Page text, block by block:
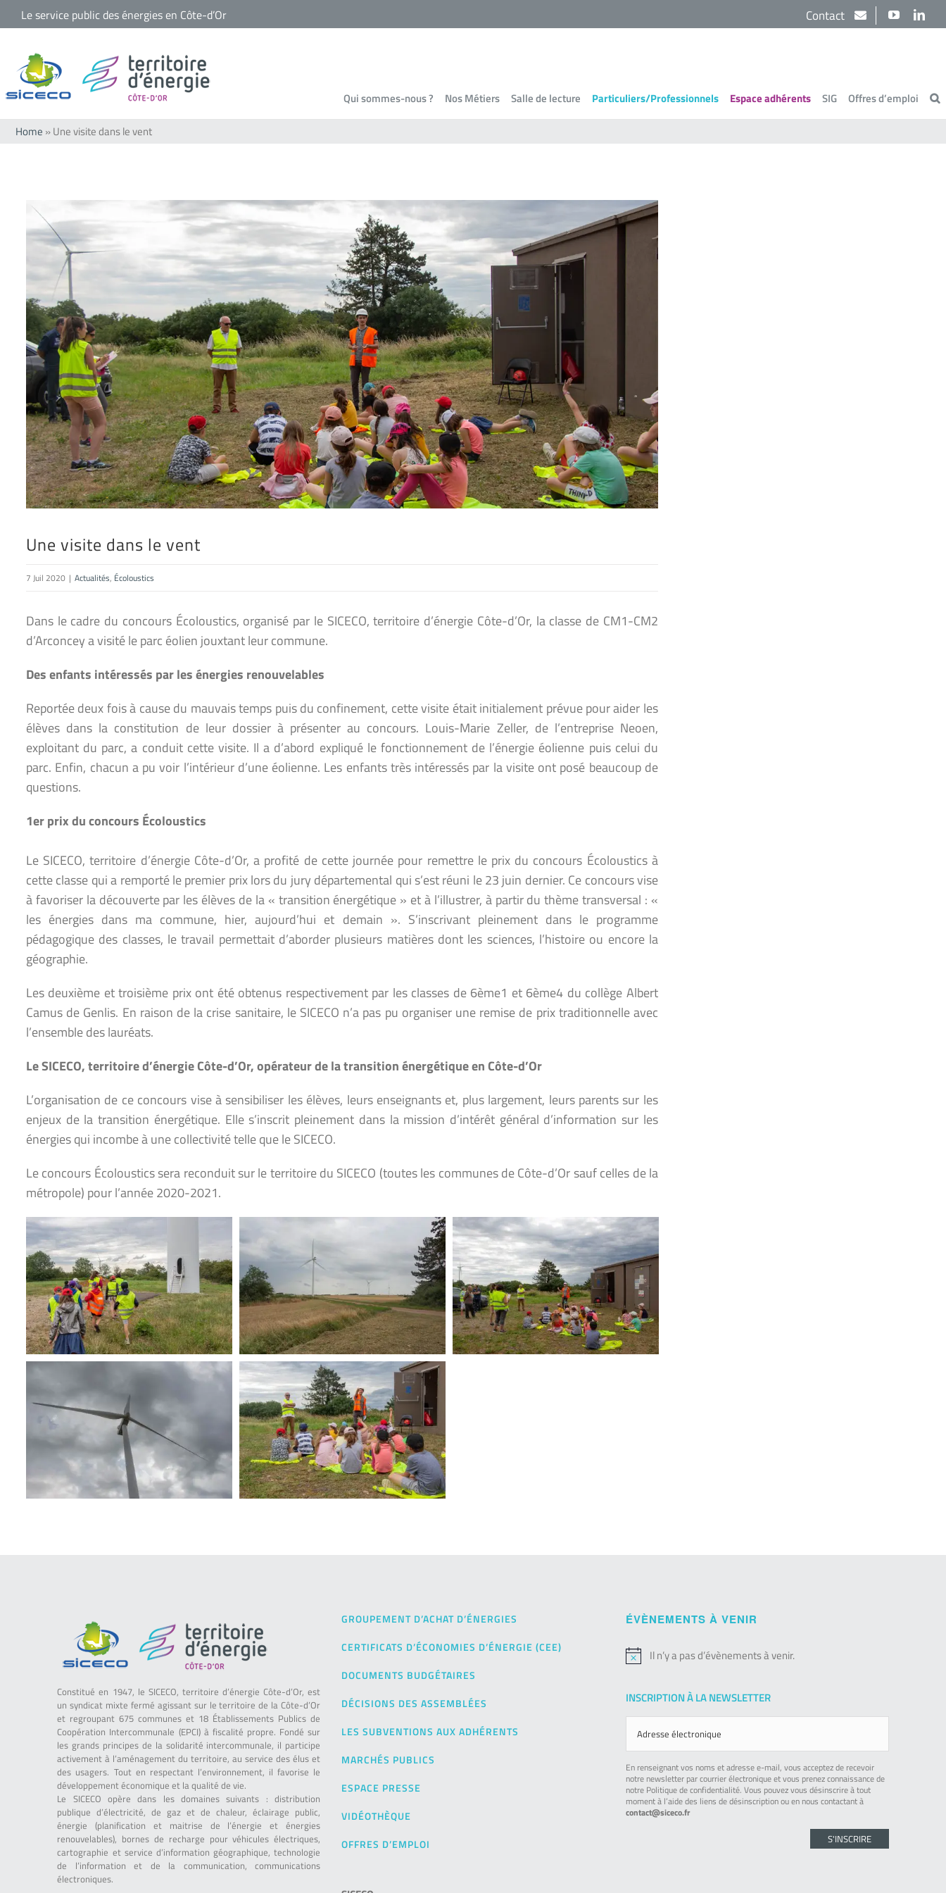
Passer
contenu
Le service public des énergies en Côte-d’Or YouTube
Contact
Qui sommes-nous ? Nos Métiers Salle de lecture Particuliers/Professionnels Espace adhérents SIG Offres d’emploi
Home »Une visite dans le vent
Voir
l'image
agrandie
Une visite dans le vent
7 Juil 2020 | Actualités, Écoloustics
Dans le cadre du concours Écoloustics, organisé par le SICECO, territoire d’énergie Côte-d’Or, la classe de CM1-CM2
d’Arconcey a visité le parc éolien jouxtant leur commune.
Des enfants intéressés par les énergies renouvelables
Reportée deux fois à cause du mauvais temps puis du confinement, cette visite était initialement prévue pour aider les
élèves dans la constitution de leur dossier à présenter au concours. Louis-Marie Zeller, de l’entreprise Neoen,
exploitant du parc, a conduit cette visite. Il a d’abord expliqué le fonctionnement de l’énergie éolienne puis celui du
parc. Enfin, chacun a pu voir l’intérieur d’une éolienne. Les enfants très intéressés par la visite ont posé beaucoup de
questions.
1er prix du concours Écoloustics
Le SICECO, territoire d’énergie Côte-d’Or, a profité de cette journée pour remettre le prix du concours Écoloustics à
cette classe qui a remporté le premier prix lors du jury départemental qui s’est réuni le 23 juin dernier. Ce concours vise
à favoriser la découverte par les élèves de la « transition énergétique » et à l’illustrer, à partir du thème transversal : «
les énergies dans ma commune, hier, aujourd’hui et demain ». S’inscrivant pleinement dans le programme
pédagogique des classes, le travail permettait d’aborder plusieurs matières dont les sciences, l’histoire ou encore la
géographie.
Les deuxième et troisième prix ont été obtenus respectivement par les classes de 6ème1 et 6ème4 du collège Albert
Camus de Genlis. En raison de la crise sanitaire, le SICECO n’a pas pu organiser une remise de prix traditionnelle avec
l’ensemble des lauréats.
Le SICECO, territoire d’énergie Côte-d’Or, opérateur de la transition énergétique en Côte-d’Or
L’organisation de ce concours vise à sensibiliser les élèves, leurs enseignants et, plus largement, leurs parents sur les
enjeux de la transition énergétique. Elle s’inscrit pleinement dans la mission d’intérêt général d’information sur les
énergies qui incombe à une collectivité telle que le SICECO.
Le concours Écoloustics sera reconduit sur le territoire du SICECO (toutes les communes de Côte-d’Or sauf celles de la
métropole) pour l’année 2020-2021.
Constitué en 1947, le SICECO, territoire d’énergie Côte-d’Or, est
un syndicat mixte fermé agissant sur le territoire de la Côte-d’Or
et regroupant 675 communes et 18 Établissements Publics de
Coopération Intercommunale (EPCI) à fiscalité propre. Fondé sur
les grands principes de la solidarité intercommunale, il participe
activement à l’aménagement du territoire, au service des élus et
des usagers. Tout en respectant l’environnement, il favorise le
développement économique et la qualité de vie.
Le SICECO opère dans les domaines suivants : distribution
publique d’électricité, de gaz et de chaleur, éclairage public,
énergie (planification et maitrise de l’énergie et énergies
renouvelables), bornes de recharge pour véhicules électriques,
cartographie et service d’information géographique, technologie
de l’information et de la communication, communications
électroniques.
GROUPEMENT D’ACHAT D’ÉNERGIES
CERTIFICATS D’ÉCONOMIES D’ÉNERGIE (CEE)
DOCUMENTS BUDGÉTAIRES
DÉCISIONS DES ASSEMBLÉES
LES SUBVENTIONS AUX ADHÉRENTS
MARCHÉS PUBLICS
ESPACE PRESSE
VIDÉOTHÈQUE
OFFRES D’EMPLOI
ÉVÈNEMENTS À VENIR
Notice
Il n’y a pas d’évènements à venir.
INSCRIPTION À LA NEWSLETTER
En renseignant vos noms et adresse e-mail, vous acceptez de recevoir
notre newsletter par courrier électronique et vous prenez connaissance de
notre Politique de confidentialité. Vous pouvez vous désinscrire à tout
moment à l’aide des liens de désinscription ou en nous contactant à
contact@siceco.fr